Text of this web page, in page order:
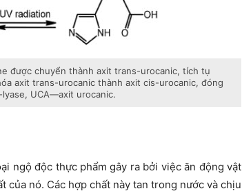
được chuyển thành axit trans-urocanic, tích tụ
axit trans-urocanic thành axit cis-urocanic, đóng
UCA—axit urocanic.
ngộ độc thực phẩm gây ra bởi việc ăn động vật
của nó. Các hợp chất này tan trong nước và chịu